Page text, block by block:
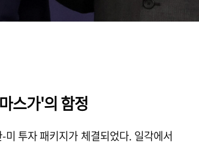
스가'의 함정
투자 패키지가 체결되었다. 일각에서